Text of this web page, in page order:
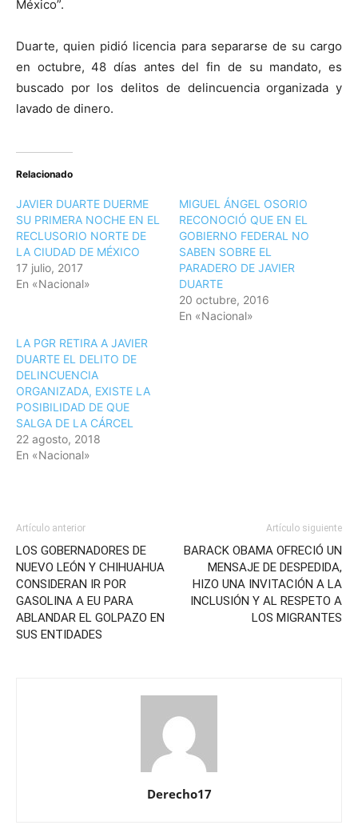
México”.
Duarte, quien pidió licencia para separarse de su cargo
en octubre, 48 días antes del fin de su mandato, es
buscado por los delitos de delincuencia organizada y
lavado de dinero.
Relacionado
JAVIER DUARTE DUERME
SU PRIMERA NOCHE EN EL
RECLUSORIO NORTE DE
LA CIUDAD DE MÉXICO
17 julio, 2017
En «Nacional»
MIGUEL ÁNGEL OSORIO
RECONOCIÓ QUE EN EL
GOBIERNO FEDERAL NO
SABEN SOBRE EL
PARADERO DE JAVIER
DUARTE
20 octubre, 2016
En «Nacional»
LA PGR RETIRA A JAVIER
DUARTE EL DELITO DE
DELINCUENCIA
ORGANIZADA, EXISTE LA
POSIBILIDAD DE QUE
SALGA DE LA CÁRCEL
22 agosto, 2018
En «Nacional»
Artículo anterior
LOS GOBERNADORES DE
NUEVO LEÓN Y CHIHUAHUA
CONSIDERAN IR POR
GASOLINA A EU PARA
ABLANDAR EL GOLPAZO EN
SUS ENTIDADES
Artículo siguiente
BARACK OBAMA OFRECIÓ UN
MENSAJE DE DESPEDIDA,
HIZO UNA INVITACIÓN A LA
INCLUSIÓN Y AL RESPETO A
LOS MIGRANTES
Derecho17